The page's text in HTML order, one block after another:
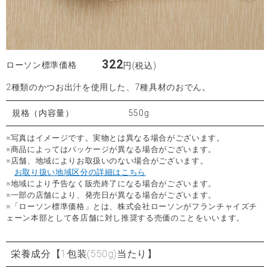
ローソン標準価格 322円(税込)
2種類のかつお出汁を使用した、7種具材のおでん。
規格（内容量） 550g
※写真はイメージです。実物とは異なる場合がございます。
※商品によってはパッケージが異なる場合がございます。
※店舗、地域によりお取扱いのない場合がございます。
お取り扱い地域区分の詳細はこちら
※地域により予告なく販売終了になる場合がございます。
※一部の店舗により、発売日が異なる場合がございます。
※「ローソン標準価格」とは、株式会社ローソンがフランチャイズチ
ェーン本部として各店舗に対し推奨する売価のことをいいます。
栄養成分 【1包装(550g)当たり】